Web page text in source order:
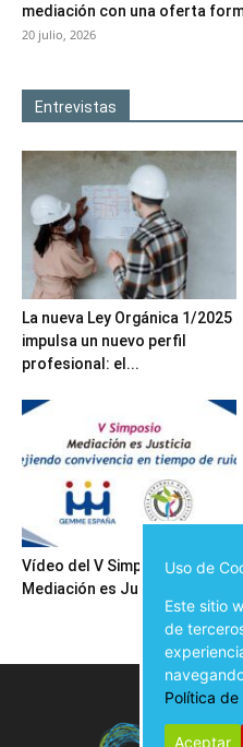
mediación con una oferta
20 julio, 2026
Entrevistas
La nueva Ley Orgánica 1/2025
impulsa un nuevo perfil
profesional: el...
Vídeo del V Simposio
Mediación es Justicia
Uso de
Este sitio
de
Política de
Aceptar